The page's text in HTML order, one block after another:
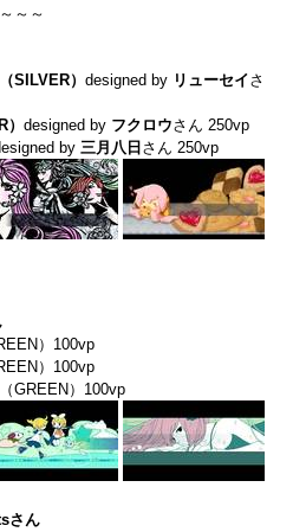
～～
SILVER） designed by リューセイさ
designed by フクロウさん 250vp
by 三月八日 さん 250vp
）100vp
）100vp
GREEN）100vp
さん